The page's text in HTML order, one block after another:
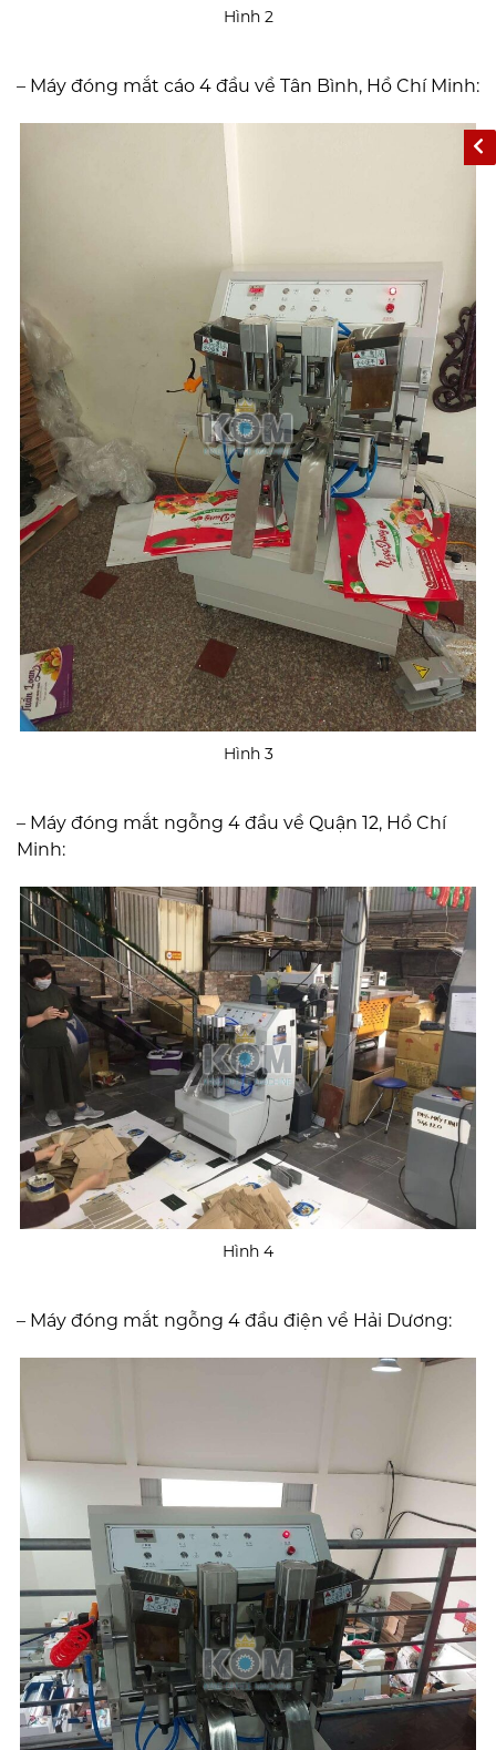
Hình 2
– Máy đóng mắt cáo 4 đầu về Tân Bình, Hồ Chí Minh:
Hình 3
– Máy đóng mắt ngỗng 4 đầu về Quận 12, Hồ Chí
Minh:
Hình 4
– Máy đóng mắt ngỗng 4 đầu điện về Hải Dương: